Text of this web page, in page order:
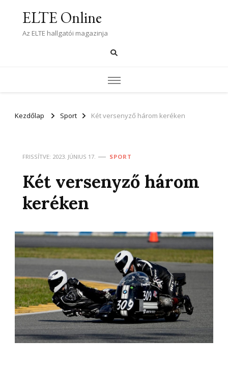
ELTE Online
Az ELTE hallgatói magazinja
Kezdőlap Sport Két versenyző három keréken
FRISSÍTVE: 2023. JÚNIUS 17. SPORT
Két versenyző három
keréken